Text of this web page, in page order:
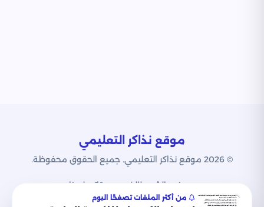
موقع نذاكر التعليمي
© 2026 موقع نذاكر التعليمي. جميع الحقوق محفوظة.
من نحن الشروطالخصوصيةاتصل بنا
من أكثر الملفات تصفحًا اليوم